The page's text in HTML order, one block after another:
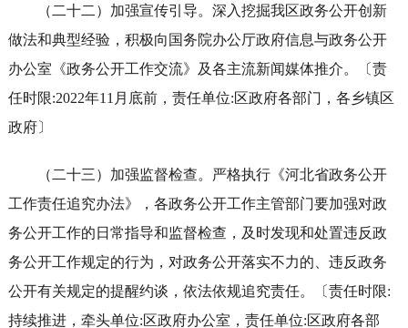
（二十二）加强宣传引导。深入挖掘我区政务公开创新
做法和典型经验，积极向国务院办公厅政府信息与政务公开
办公室《政务公开工作交流》及各主流新闻媒体推介。〔责
任时限:2022年11月底前，责任单位:区政府各部门，各乡镇区
政府〕
（二十三）加强监督检查。严格执行《河北省政务公开
工作责任追究办法》，各政务公开工作主管部门要加强对政
务公开工作的日常指导和监督检查，及时发现和处置违反政
务公开工作规定的行为，对政务公开落实不力的、违反政务
公开有关规定的提醒约谈，依法依规追究责任。〔责任时限:
持续推进，牵头单位:区政府办公室，责任单位:区政府各部